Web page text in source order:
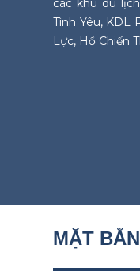
các khu du
Tình Yêu, KDL
Lực, Hồ Chiến
MẶT